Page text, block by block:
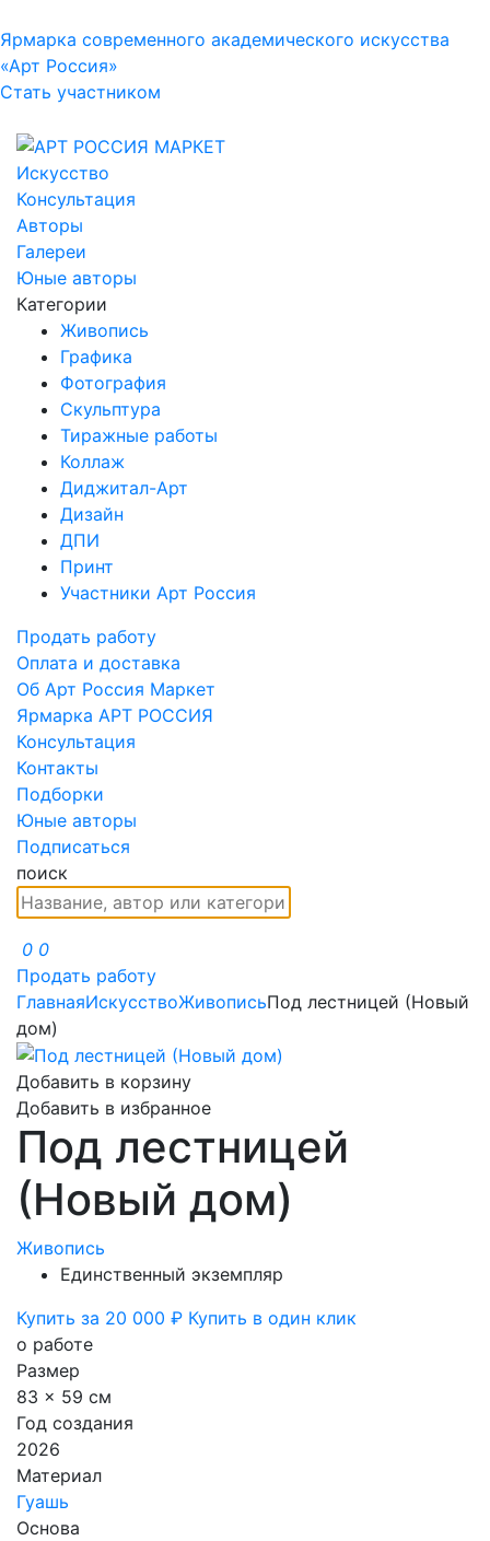
Ярмарка современного академического искусства
«Арт Россия»
Стать участником
Искусство
Консультация
Авторы
Галереи
Юные авторы
Категории
Живопись
Графика
Фотография
Скульптура
Тиражные работы
Коллаж
Диджитал-Арт
Дизайн
ДПИ
Принт
Участники Арт Россия
Продать работу
Оплата и доставка
Об Арт Россия Маркет
Ярмарка АРТ РОССИЯ
Консультация
Контакты
Подборки
Юные авторы
Подписаться
поиск
0 0
Продать работу
ГлавнаяИскусствоЖивописьПод лестницей (Новый
дом)
Добавить в корзину
Добавить в избранное
Под лестницей
(Новый дом)
Живопись
Единственный экземпляр
Купить за 20 000 ₽ Купить в один клик
о работе
Размер
83 x 59 см
Год создания
2026
Материал
Гуашь
Основа